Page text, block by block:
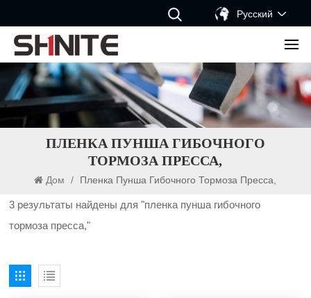
Русский
ПЛЕНКА ПУНША ГИБОЧНОГО
ТОРМОЗА ПРЕССА,
Дом / Пленка Пунша Гибочного Тормоза Пресса,
3 результаты найдены для "пленка пунша гибочного
тормоза пресса,"